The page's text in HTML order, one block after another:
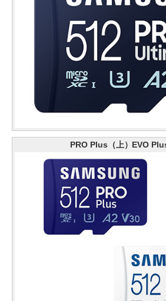
PRO Plus（上）EVO